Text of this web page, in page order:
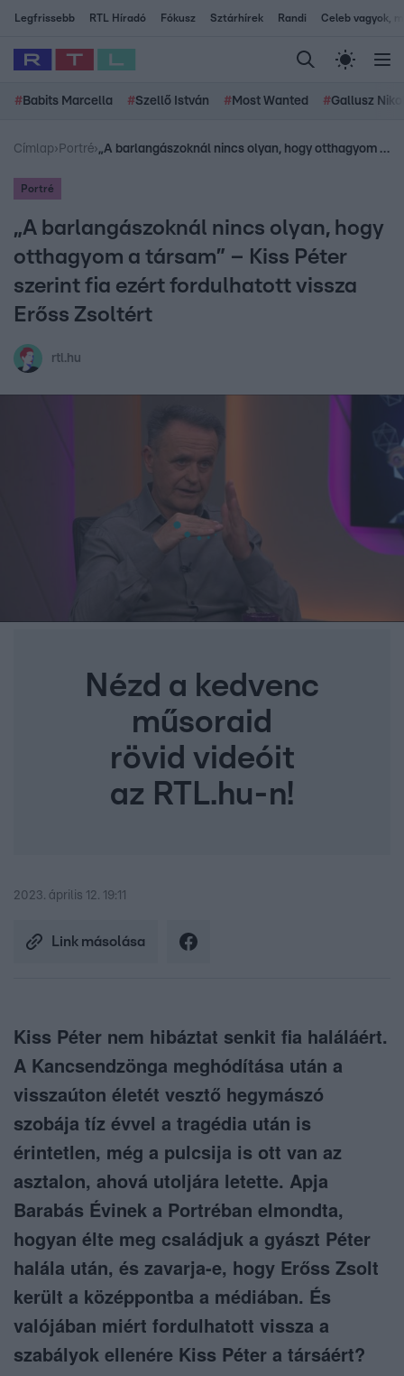
Legfrissebb RTL Híradó Fókusz Sztárhírek Randi Celeb vagyok,
# Babits Marcella #Szellő István # Most Wanted #Gallusz
Címlap› Portré› „A barlangászoknál nincs olyan, hogy otthagyom a társam” – Kiss Péter szerint fia ezért fordulhatott vissza Erőss Zsoltért
Portré
„A barlangászoknál nincs olyan, hogy
otthagyom a társam” – Kiss Péter
szerint fia ezért fordulhatott vissza
Erőss Zsoltért
rtl.hu
Nézd a kedvenc
műsoraid
rövid videóit
az RTL.hu-n!
2023. április 12. 19:11
Link másolása
Kiss Péter nem hibáztat senkit fia haláláért.
A Kancsendzönga meghódítása után a
visszaúton életét vesztő hegymászó
szobája tíz évvel a tragédia után is
érintetlen, még a pulcsija is ott van az
asztalon, ahová utoljára letette. Apja
Barabás Évinek a Portréban elmondta,
hogyan élte meg családjuk a gyászt Péter
halála után, és zavarja-e, hogy Erőss Zsolt
került a középpontba a médiában. És
valójában miért fordulhatott vissza a
szabályok ellenére Kiss Péter a társáért?